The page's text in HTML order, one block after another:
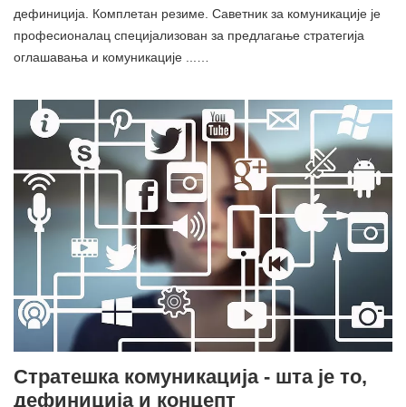
дефиниција. Комплетан резиме. Саветник за комуникације је
професионалац специјализован за предлагање стратегија
оглашавања и комуникације ...…
Стратешка комуникација - шта је то,
дефиниција и концепт